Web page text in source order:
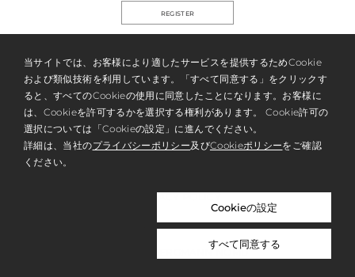
REGISTER
WORK WITH US
NICOLAI BERGMANN NOMU
当サイトでは、お客様により適したサービスを提供するためCookie
および類似技術を利用しています。「すべて同意する」をクリックす
ると、すべてのCookieの使用に同意したことになります。お客様に
は、Cookieを許可するかを選択する権利があります。 Cookie許可の
選択については「Cookieの設定」に進んでください。
詳細は、当社のプライバシーポリシー及びCookieポリシーをご確認
ください。
Cookieの設定
すべて同意する